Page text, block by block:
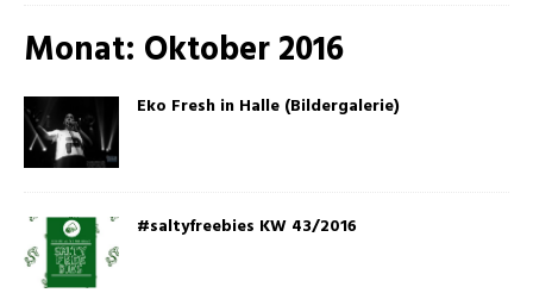
Monat: Oktober 2016
Eko Fresh in Halle (Bildergalerie)
#saltyfreebies KW 43/2016